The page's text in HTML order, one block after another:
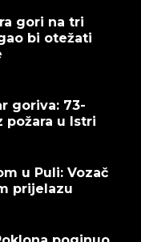
gori na tri
bi otežati
goriva: 73-
požara u Istri
u Puli: Vozač
prijelazu